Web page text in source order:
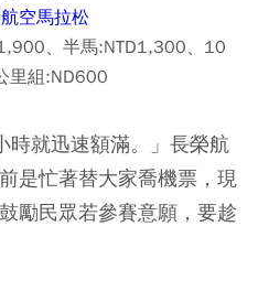
空馬拉松
、半馬:NTD1,300、10
里組:ND600
時就迅速額滿。」長榮航
是忙著替大家喬機票，現
勵民眾若參賽意願，要趁